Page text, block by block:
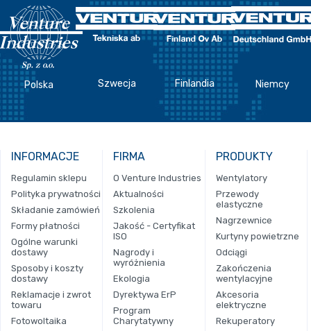
Polska Szwecja Finlandia Niemcy
INFORMACJE
Regulamin sklepu
Polityka prywatności
Składanie zamówień
Formy płatności
Ogólne warunki
dostawy
Sposoby i koszty
dostawy
Reklamacje i zwrot
towaru
Fotowoltaika
FIRMA
O Venture Industries
Aktualności
Szkolenia
Jakość - Certyfikat
ISO
Nagrody i
wyróżnienia
Ekologia
Dyrektywa ErP
Program
Charytatywny
PRODUKTY
Wentylatory
Przewody
elastyczne
Nagrzewnice
Kurtyny powietrzne
Odciągi
Zakończenia
wentylacyjne
Akcesoria
elektryczne
Rekuperatory